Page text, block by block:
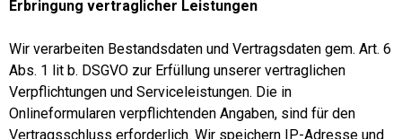
Erbringung vertraglicher Leistungen
Wir verarbeiten Bestandsdaten und Vertragsdaten gem. Art. 6
Abs. 1 lit b. DSGVO zur Erfüllung unserer vertraglichen
Verpflichtungen und Serviceleistungen. Die in
Onlineformularen verpflichtenden Angaben, sind für den
Vertragsschluss erforderlich. Wir speichern IP-Adresse und